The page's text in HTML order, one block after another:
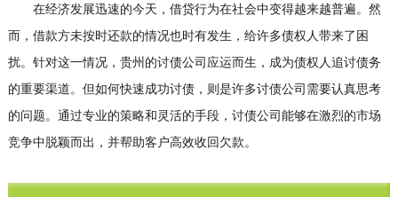
在经济发展迅速的今天，借贷行为在社会中变得越来越普遍。然
而，借款方未按时还款的情况也时有发生，给许多债权人带来了困
扰。针对这一情况，贵州的讨债公司 应运而生，成为债权人追讨债务
的重要渠道。但如何快速成功讨债，则是许多讨债公司需要认真思考
的问题。通过专业的策略和灵活的手段，讨债公司能够在激烈的市场
竞争中脱颖而出，并帮助客户高效收回欠款。